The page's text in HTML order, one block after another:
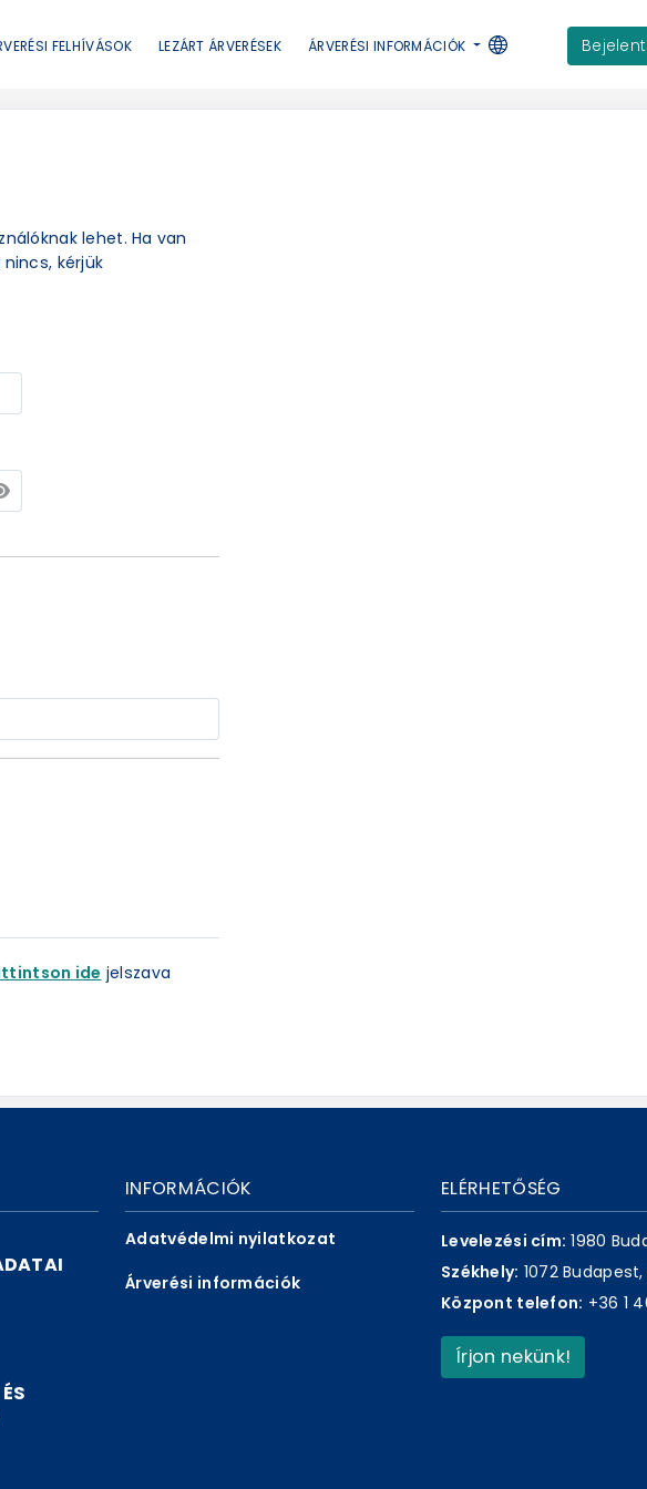
FELHÍVÁSOK LEZÁRT ÁRVERÉSEK ÁRVERÉSI INFORMÁCIÓK
lehet. Ha van
kérjük
ide jelszava
INFORMÁCIÓK
Adatvédelmi nyilatkozat
Árverési információk
ELÉRHETŐSÉG
Levelezési cím: 1980
Székhely: 1072
Központ telefon: +36 1
Írjon nekünk!